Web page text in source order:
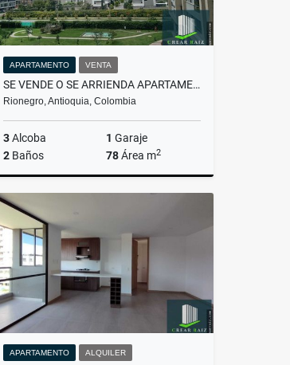
APARTAMENTO VENTA
SE VENDE O SE ARRIENDA APARTAMENTO EN RIONEGRO SECTOR BARRO BLANCO
Rionegro, Antioquia, Colombia
3Alcoba 1 Garaje
2Baños 78Área m2
Venta
$650.000.000
APARTAMENTO ALQUILER